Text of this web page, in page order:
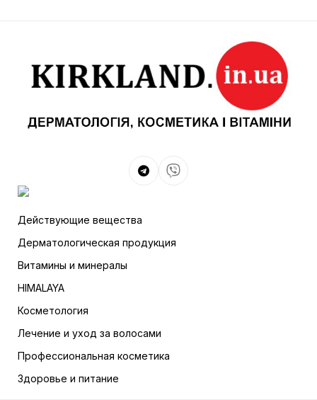
Действующие вещества
Дерматологическая продукция
Витамины и минералы
HIMALAYA
Косметология
Лечение и уход за волосами
Профессиональная косметика
Здоровье и питание